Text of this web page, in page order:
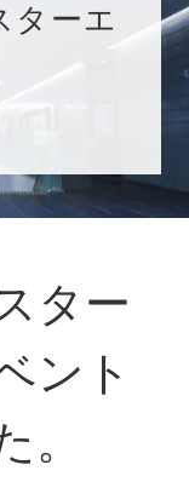
ターエ
ター
ント
。